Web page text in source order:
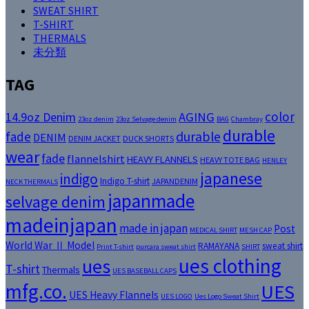
SWEAT SHIRT
T-SHIRT
THERMALS
未分類
TAG
14.9oz Denim 23oz denim 23oz Selvage denim AGING BAG Chambray color
fade DENIM DENIM JACKET DUCK SHORTS durable durable
wearfadeflannelshirt HEAVY FLANNELS HEAVY TOTE BAG HENLEY
NECK THERMALS indigo Indigo T-shirt JAPANDENIM japanese
selvage denim japanmade
madeinjapan made in japan MEDICAL SHIRT MESH CAP Post
World War Ⅱ Model Print T-shirt purcara sweat shirt RAMAYANA SHIRT sweat shirt
T-shirt Thermals ues UES BASEBALL CAPS ues clothing
mfg.co. UES Heavy Flannels UES LOGO Ues Logo Sweat Shirt UES